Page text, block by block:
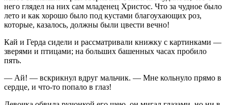
него глядел на них сам младенец Христос. Что за чудное было
лето и как хорошо было под кустами благоухающих роз,
которые, казалось, должны были цвести вечно!
Кай и Герда сидели и рассматривали книжку с картинками —
зверями и птицами; на больших башенных часах пробило
пять.
— Ай! — вскрикнул вдруг мальчик. — Мне кольнуло прямо в
сердце, и что-то попало в глаз!